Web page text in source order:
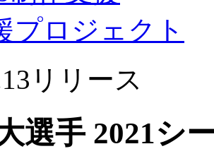
プロジェクト
リリース
選手 2021シ